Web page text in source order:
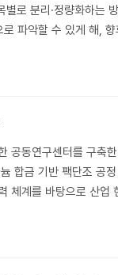
로 분리·정량화하는
파악할 수 있게 해, 향
공동연구센터를 구축한
합금 기반 팩단조 공정
체계를 바탕으로 산업